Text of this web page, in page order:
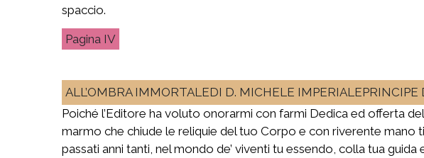
spaccio.
IV
ALL’OMBRA IMMORTALEDI D. MICHELE
Poiché l’Editore ha voluto onorarmi con farmi Dedica ed offerta
marmo che chiude le reliquie del tuo Corpo e con riverente mano
passati anni tanti, nel mondo de’ viventi tu essendo, colla tua